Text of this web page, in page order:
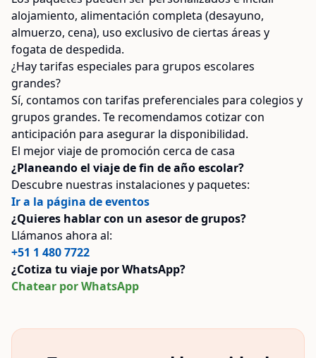
alojamiento, alimentación completa (desayuno,
almuerzo, cena), uso exclusivo de ciertas áreas y
fogata de despedida.
¿Hay tarifas especiales para grupos escolares
grandes?
Sí, contamos con tarifas preferenciales para colegios y
grupos grandes. Te recomendamos cotizar con
anticipación para asegurar la disponibilidad.
El mejor viaje de promoción cerca de casa
¿Planeando el viaje de fin de año escolar?
Descubre nuestras instalaciones y paquetes:
Ir a la página de eventos
¿Quieres hablar con un asesor de grupos?
Llámanos ahora al:
+51 1 480 7722
¿Cotiza tu viaje por WhatsApp?
Chatear por WhatsApp